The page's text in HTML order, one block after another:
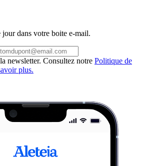
dans votre boite e-mail.
newsletter. Consultez notre Politique de
plus.